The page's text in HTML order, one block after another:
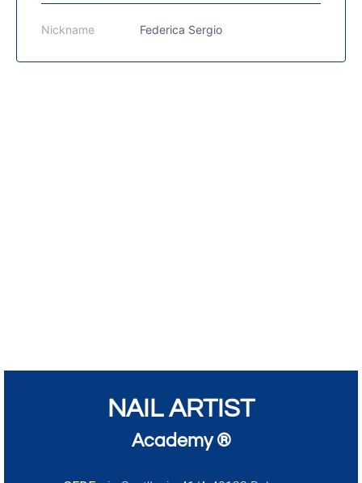
Nickname Federica Sergio
NAIL ARTIST
Academy ®